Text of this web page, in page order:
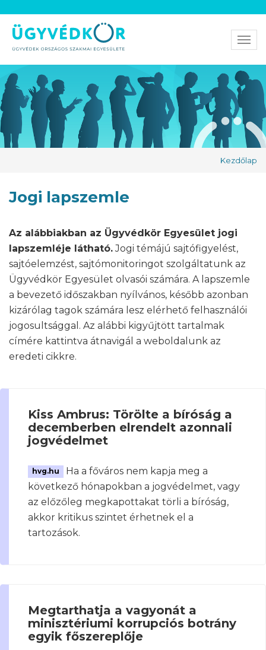
Kezdőlap
Jogi lapszemle
Az alábbiakban az Ügyvédkör Egyesület jogi
lapszemléje látható.Jogi témájú sajtófigyelést,
sajtóelemzést, sajtómonitoringot szolgáltatunk az
Ügyvédkör Egyesület olvasói számára. A lapszemle
a bevezető időszakban nyílvános, később azonban
kizárólag tagok számára lesz elérhető felhasználói
jogosultsággal. Az alábbi kigyűjtött tartalmak
címére kattintva átnavigál a weboldalunk az
eredeti cikkre.
Kiss Ambrus: Törölte a bíróság a
decemberben elrendelt azonnali
jogvédelmet
hvg.hu
Ha a főváros nem kapja meg a
következő hónapokban a jogvédelmet, vagy
az előzőleg megkapottakat törli a bíróság,
akkor kritikus szintet érhetnek el a
tartozások.
Megtarthatja a vagyonát a
minisztériumi korrupciós botrány
egyik főszereplője